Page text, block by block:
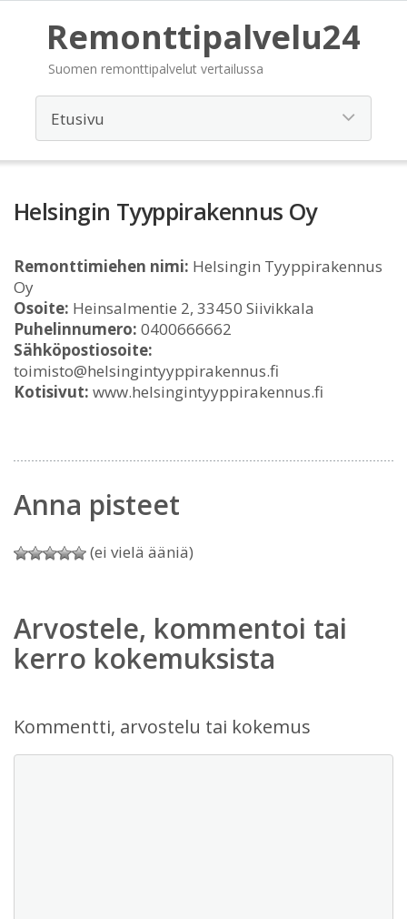
Remonttipalvelu24
Suomen remonttipalvelut vertailussa
Helsingin Tyyppirakennus Oy
Remonttimiehen nimi: Helsingin Tyyppirakennus
Oy
Osoite: Heinsalmentie 2, 33450 Siivikkala
Puhelinnumero: 0400666662
Sähköpostiosoite:
toimisto@helsingintyyppirakennus.fi
Kotisivut: www.helsingintyyppirakennus.fi
Anna pisteet
(ei vielä ääniä)
Arvostele, kommentoi tai
kerro kokemuksista
Kommentti, arvostelu tai kokemus